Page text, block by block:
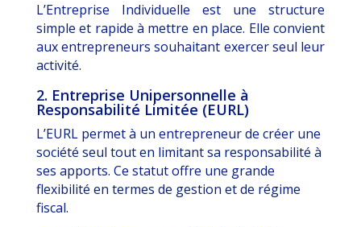
L’Entreprise Individuelle est une structure
simple et rapide à mettre en place. Elle convient
aux entrepreneurs souhaitant exercer seul leur
activité.
2. Entreprise Unipersonnelle à
Responsabilité Limitée (EURL)
L’EURL permet à un entrepreneur de créer une
société seul tout en limitant sa responsabilité à
ses apports. Ce statut offre une grande
flexibilité en termes de gestion et de régime
fiscal.